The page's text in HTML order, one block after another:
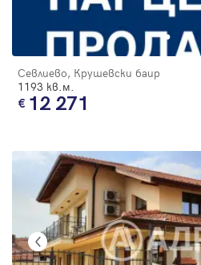
Севлиево, Крушевски баир
1193 кв.м.
12 271